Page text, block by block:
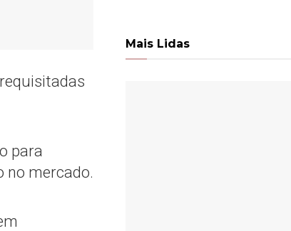
para
no mercado.
Mais Lidas